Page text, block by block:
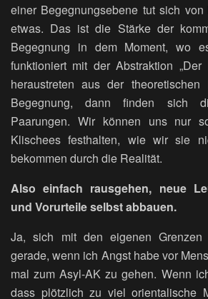
einer Begegnungsebene tut sich
etwas. Das ist die Stärke der
Begegnung in dem Moment, wo
funktioniert mit der Abstraktion „Der
heraustreten aus der
Begegnung, dann finden sich
Paarungen. Wir können uns nur
Klischees festhalten, wie wir sie
bekommen durch die Realität.
Also einfach rausgehen, neue
und Vorurteile selbst abbauen.
Ja, sich mit den eigenen Grenzen
gerade, wenn ich Angst habe vor
mal zum Asyl-AK zu gehen. Wenn
dass plötzlich zu viel orientalische